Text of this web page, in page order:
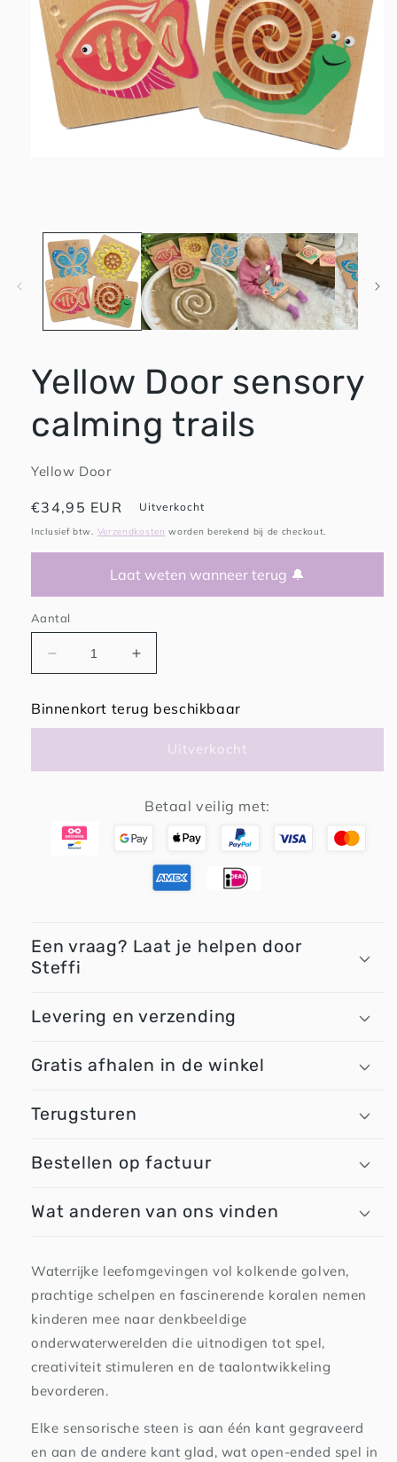
Yellow Door sensory
calming trails
Yellow Door
Normale
prijs
€34,95 EUR Uitverkocht
Inclusief btw. Verzendkosten worden berekend bij de checkout.
Laat weten wanneer terug 🔔
Aantal
Aantal
verlagen
Yellow
calming
Aantal
verhogen
Yellow
sensory
calming
Binnenkort terug beschikbaar
Uitverkocht
Betaal veilig met:
Een vraag? Laat je helpen door
Steffi
Levering en verzending
Gratis afhalen in de winkel
Terugsturen
Bestellen op factuur
Wat anderen van ons vinden
Waterrijke leefomgevingen vol kolkende golven,
prachtige schelpen en fascinerende koralen nemen
kinderen mee naar denkbeeldige
onderwaterwerelden die uitnodigen tot spel,
creativiteit stimuleren en de taalontwikkeling
bevorderen.
Elke sensorische steen is aan één kant gegraveerd
en aan de andere kant glad, wat open-ended spel in